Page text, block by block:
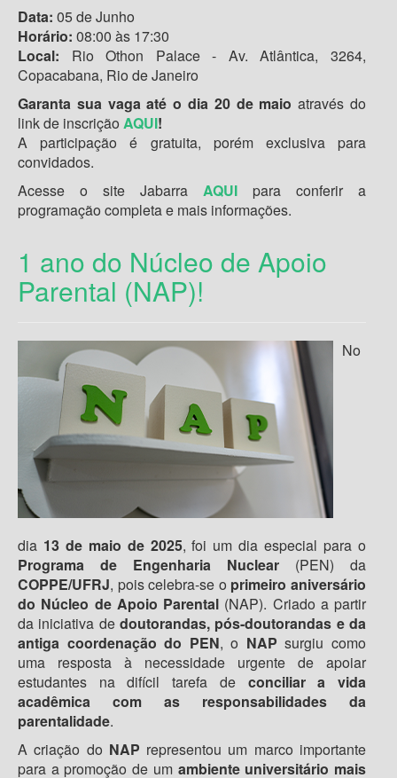
Data: 05 de Junho
Horário: 08:00 às 17:30
Local: Rio Othon Palace - Av. Atlântica, 3264,
Copacabana, Rio de Janeiro
Garanta sua vaga até o dia 20 de maioatravés do
link de inscrição AQUI!
A participação é gratuita, porém exclusiva para
convidados.
Acesse o site Jabarra AQUI para conferir a
programação completa e mais informações.
1 ano do Núcleo de Apoio
Parental (NAP)!
No
dia 13 de maio de 2025, foi um dia especial para o
Programa de Engenharia Nuclear (PEN) da
COPPE/UFRJ, pois celebra-se o primeiro aniversário
do Núcleo de Apoio Parental (NAP). Criado a partir
da iniciativa de doutorandas, pós-doutorandas e da
antiga coordenação do PEN, o NAP surgiu como
uma resposta à necessidade urgente de apoiar
estudantes na difícil tarefa de conciliar a vida
acadêmica com as responsabilidades da
parentalidade.
A criação do NAP representou um marco importante
para a promoção de um ambiente universitário mais